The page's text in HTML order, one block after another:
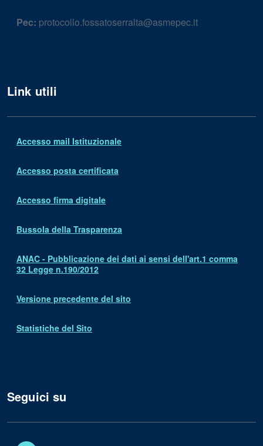
Pec: protocollo.fossatoserralta@asmepec.it
Link utili
Accesso mail Istituzionale
Accesso posta certificata
Accesso firma digitale
Bussola della Trasparenza
ANAC - Pubblicazione dei dati ai sensi dell'art.1 comma
32 Legge n.190/2012
Versione precedente del sito
Statistiche del Sito
Seguici su